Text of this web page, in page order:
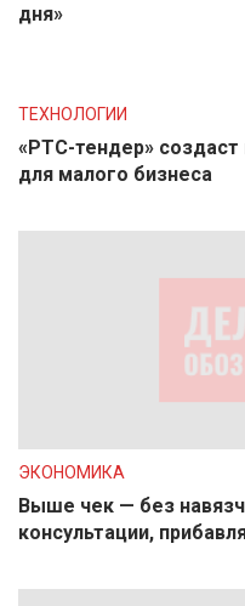
дня»
ТЕХНОЛОГИИ
«РТС-тендер» создаст
для малого бизнеса
ЭКОНОМИКА
Выше чек — без
консультации,